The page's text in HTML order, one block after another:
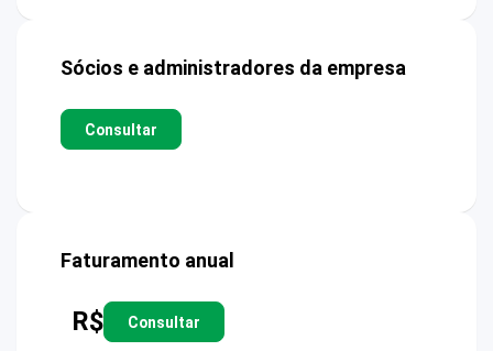
Sócios e administradores da empresa
Consultar
Faturamento anual
R$ Consultar